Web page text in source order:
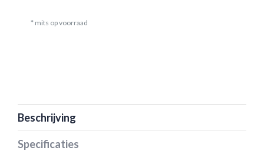
* mits op voorraad
Beschrijving
Specificaties